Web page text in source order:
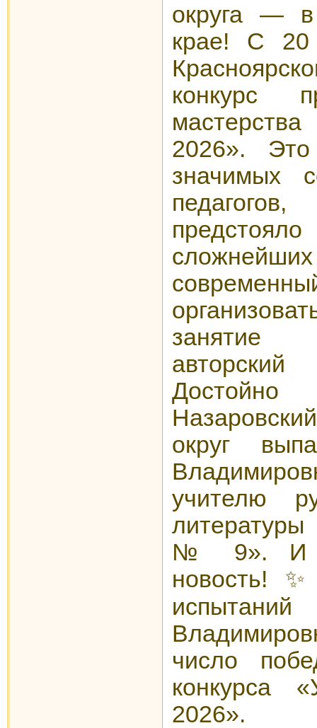
округа —
крае! С 20
конкурс
2026».
значимых
занятие
округ
учителю
№ 9». И у
новость!
число
конкурса
2026».